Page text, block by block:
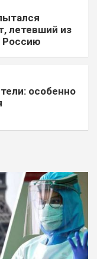
летевший из
особенно